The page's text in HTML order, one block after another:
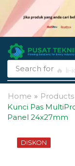
Search for 🔥
Home » Products
Kunci Pas
Panel 24x27mm
DISKON